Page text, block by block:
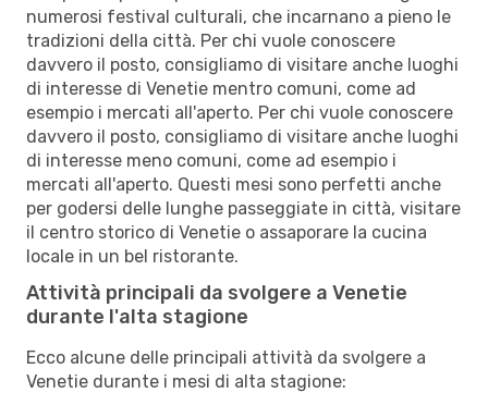
numerosi festival culturali, che incarnano a pieno le
tradizioni della città. Per chi vuole conoscere
davvero il posto, consigliamo di visitare anche luoghi
di interesse di Venetie mentro comuni, come ad
esempio i mercati all'aperto. Per chi vuole conoscere
davvero il posto, consigliamo di visitare anche luoghi
di interesse meno comuni, come ad esempio i
mercati all'aperto. Questi mesi sono perfetti anche
per godersi delle lunghe passeggiate in città, visitare
il centro storico di Venetie o assaporare la cucina
locale in un bel ristorante.
Attività principali da svolgere a Venetie
durante l'alta stagione
Ecco alcune delle principali attività da svolgere a
Venetie durante i mesi di alta stagione: